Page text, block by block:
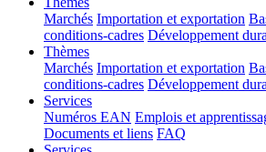
Marchés Importation et exportation
conditions-cadres Développement
Thèmes(current)
Marchés Importation et exportation
conditions-cadres Développement
Services(current)
Numéros EAN Emplois et
Documents et liens FAQ
(current)